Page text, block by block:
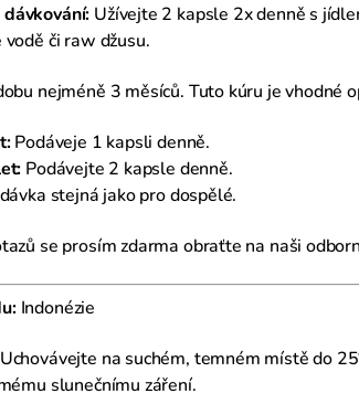
Užívejte 2 kapsle 2x denně s
vodě či raw džusu.
nejméně 3 měsíců. Tuto kúru je
Podáveje 1 kapsli denně.
Podávejte 2 kapsle denně.
stejná jako pro dospělé.
se prosím zdarma obraťte na naši
Indonézie
Uchovávejte na suchém, temném místě do
slunečnímu záření.